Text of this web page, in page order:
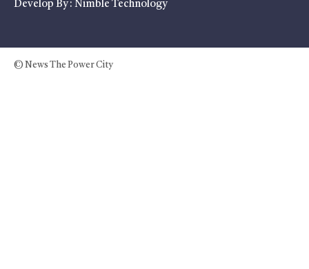
Develop By : Nimble Technology
© News The Power City